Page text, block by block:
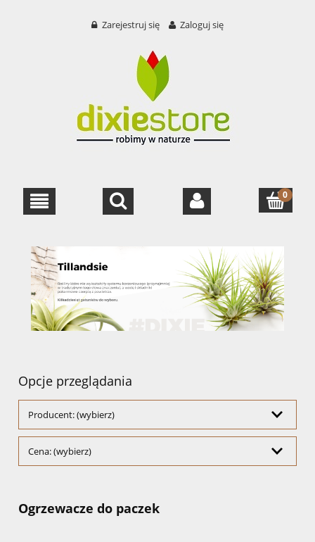
Zarejestruj się Zaloguj się
Opcje przeglądania
Producent: (wybierz)
Cena: (wybierz)
Ogrzewacze do paczek